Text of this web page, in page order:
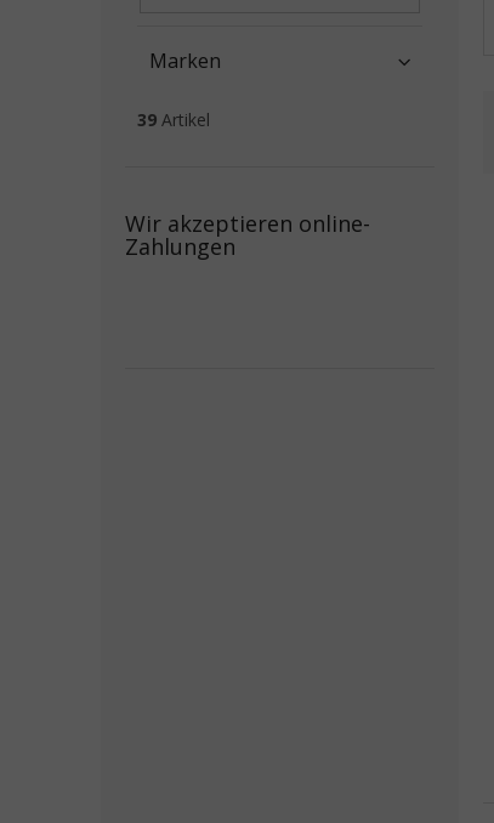
Marken
39 Artikel
Wir akzeptieren online-
Zahlungen